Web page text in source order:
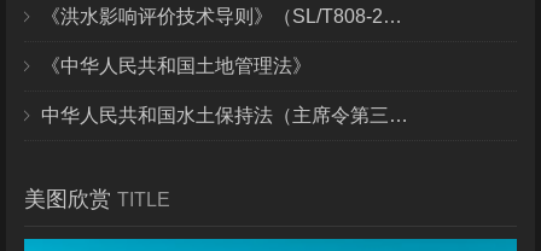
《洪水影响评价技术导则》（SL/T808-2025）核心解读
《中华人民共和国土地管理法》
中华人民共和国水土保持法（主席令第三十九号）
美图欣赏 TITLE